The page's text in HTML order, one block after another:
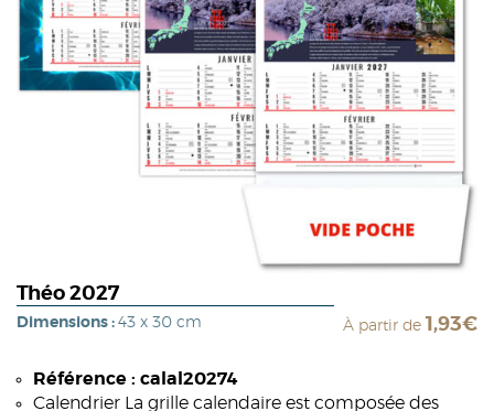
Théo 2027
Dimensions : 43 x 30 cm À partir de 1,93€
Référence : calal20274
Calendrier La grille calendaire est composée des